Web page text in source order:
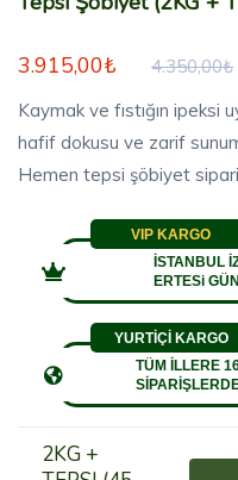
3.915,00₺ 4.350,00₺
Kaymak ve fıstığın ipeksi
hafif dokusu ve zarif
Hemen tepsi şöbiyet
VIP KARGO
İSTANBUL
ERTESi
YURTİÇİ KARGO
TÜM İLLERE
2KG +